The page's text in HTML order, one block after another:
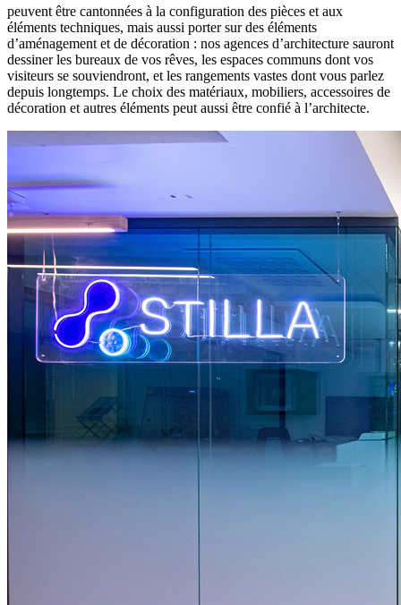
peuvent être cantonnées à la configuration des pièces et aux
éléments techniques, mais aussi porter sur des éléments
d’aménagement et de décoration : nos agences d’architecture sauront
dessiner les bureaux de vos rêves, les espaces communs dont vos
visiteurs se souviendront, et les rangements vastes dont vous parlez
depuis longtemps. Le choix des matériaux, mobiliers, accessoires de
décoration et autres éléments peut aussi être confié à l’architecte.